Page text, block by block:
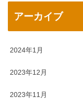
アーカイブ
2024年1月
2023年12月
2023年11月